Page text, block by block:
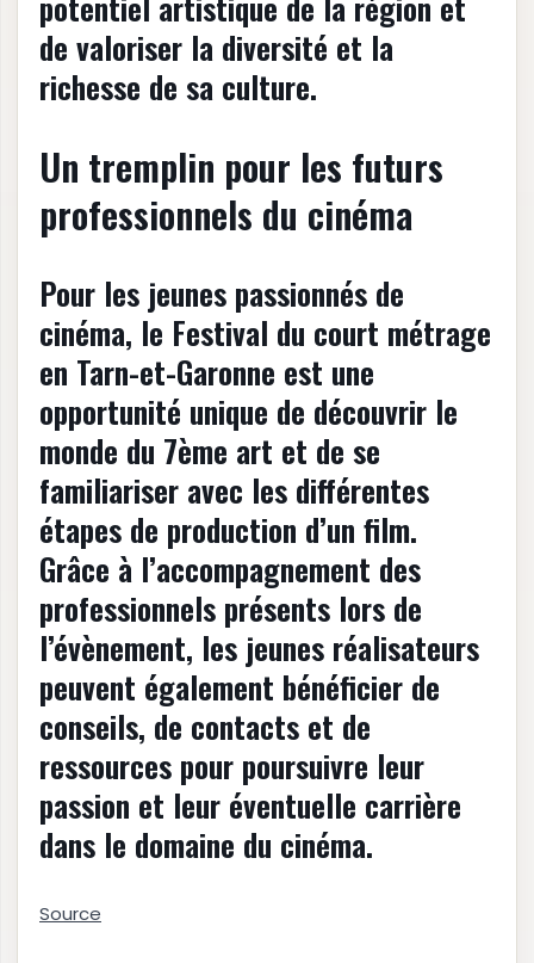
de valoriser la diversité et la
richesse de sa culture.
Un tremplin pour les futurs
professionnels du cinéma
Pour les jeunes passionnés de
cinéma, le Festival du court métrage
en Tarn-et-Garonne est une
opportunité unique de découvrir le
monde du 7ème art et de se
familiariser avec les différentes
étapes de production d’un film.
Grâce à l’accompagnement des
professionnels présents lors de
l’évènement, les jeunes réalisateurs
peuvent également bénéficier de
conseils, de contacts et de
ressources pour poursuivre leur
passion et leur éventuelle carrière
dans le domaine du cinéma.
Source